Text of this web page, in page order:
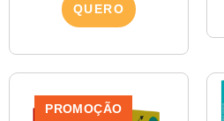
QUERO
PROMOÇÃO